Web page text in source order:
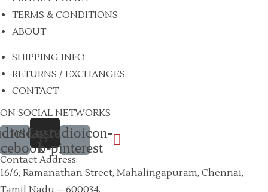
TERMS & CONDITIONS
ABOUT
SHIPPING INFO
RETURNS / EXCHANGES
CONTACT
ON SOCIAL NETWORKS
Instagram
Lastudioicon-
b-pinterest
Contact Address:
16/6, Ramanathan Street, Mahalingapuram, Chennai,
Tamil Nadu – 600034.